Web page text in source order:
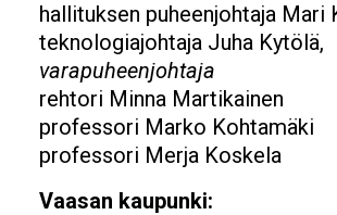
hallituksen puheenjohtaja Mari
teknologiajohtaja Juha Kytölä,
varapuheenjohtaja
rehtori Minna Martikainen
professori Marko Kohtamäki
professori Merja Koskela
Vaasan kaupunki: